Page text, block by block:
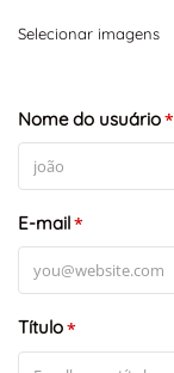
Selecionar imagens
Nome do usuário*
E-mail*
Título*